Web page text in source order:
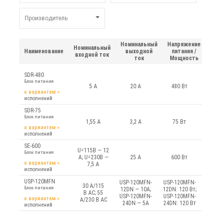
HDR
LPV
MDR
SDR
USP
БК
БПЗ
БПИ
БПН
БПНТ
БПР
БПТ
БПУ
5В
12В
176В-250В
220В
400В
2А...3А
3А...4А
7А...8А
9А...10А
20А...25А
Производитель
Меандр
Наименование
Номинальный
входной ток
Номинальный
выходной
ток
Напряжение
питания /
Мощность
SDR-480
Блок питания
к вариантам »
исполнений
5 А 20 А 480 Вт
SDR-75
Блок питания
к вариантам »
исполнений
1,55 А 3,2 А 75 Вт
SE-600
Блок питания
к вариантам »
исполнений
U=115В — 12
А; U=230В —
7,5 А
25 А 600 Вт
USP-120MFN
Блок питания
к вариантам »
исполнений
30 A/115
В AC; 55
A/230 В AC
USP-120MFN-
12DN — 10А;
USP-120MFN-
24DN — 5А
USP-120MFN-
12DN: 120 Вт;
USP-120MFN-
24DN: 120 Вт